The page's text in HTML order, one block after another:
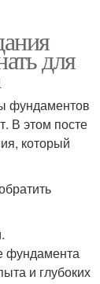
для
фундаментов
В этом посте
который
фундамента
и глубоких